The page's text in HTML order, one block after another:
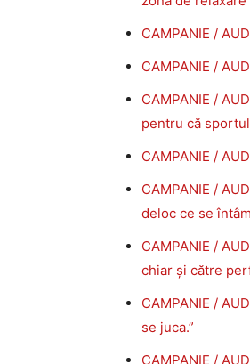
CAMPANIE /
CAMPANIE /
CAMPANIE /
pentru că
CAMPANIE /
CAMPANIE /
deloc ce se
CAMPANIE /
chiar și către
CAMPANIE /
se juca.”
CAMPANIE /